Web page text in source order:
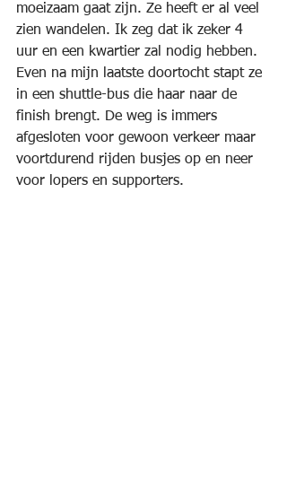
moeizaam gaat zijn. Ze heeft er al veel
zien wandelen. Ik zeg dat ik zeker 4
uur en een kwartier zal nodig hebben.
Even na mijn laatste doortocht stapt ze
in een shuttle-bus die haar naar de
finish brengt. De weg is immers
afgesloten voor gewoon verkeer maar
voortdurend rijden busjes op en neer
voor lopers en supporters.